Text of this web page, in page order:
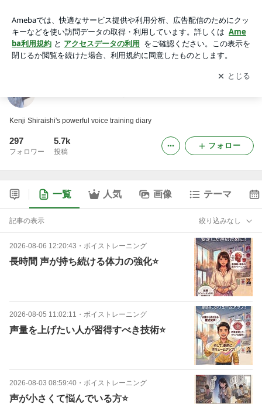
アプリをダウンロードして ブログの更新通知
を受け取りまし
ょう。
開く
Kenji Shiraishi's powerful voice training diary
297
フォロワー
5.7k
投稿
フォロー
一覧 人気 画像 テーマ
記事の表示 絞り込みなし
2026-08-06 12:20:43 ・ ボイストレーニング
長時間 声が持ち続ける体力の強化⭐️
2026-08-05 11:02:11 ・ ボイストレーニング
声量を上げたい人が習得すべき技術⭐️
2026-08-03 08:59:40 ・ ボイストレーニング
声が小さくて悩んでいる方⭐️